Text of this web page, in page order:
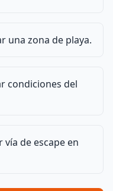
una zona de playa.
condiciones del
de escape en